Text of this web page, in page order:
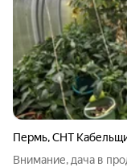
Пермь,СНТ
Внимание, дача в